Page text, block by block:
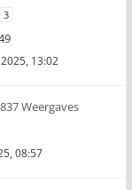
3
13:02
Weergaves
08:57